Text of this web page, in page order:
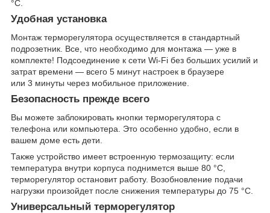
°С.
Удобная установка
Монтаж терморегулятора осуществляется в стандартный
подрозетник. Все, что необходимо для монтажа — уже в
комплекте! Подсоединение к сети Wi-Fi без больших усилий и
затрат времени — всего 5 минут настроек в браузере
или 3 минуты через мобильное приложение.
Безопасность прежде всего
Вы можете заблокировать кнопки терморегулятора с
телефона или компьютера. Это особенно удобно, если в
вашем доме есть дети.
Также устройство имеет встроенную термозащиту: если
температура внутри корпуса поднимется выше 80 °С,
терморегулятор остановит работу. Возобновление подачи
нагрузки произойдет после снижения температуры до 75 °С.
Универсальный терморегулятор